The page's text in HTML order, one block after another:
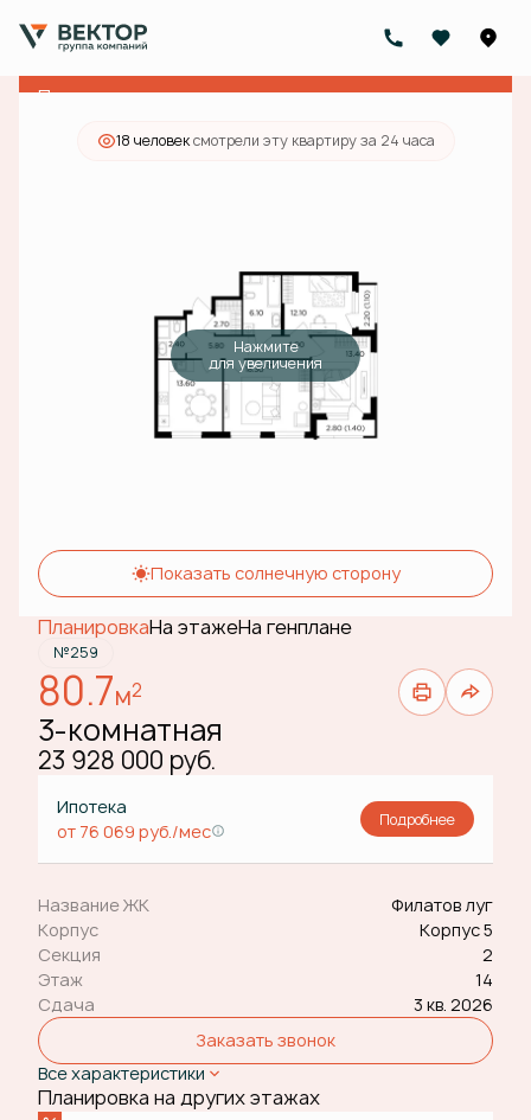
3-комнатная 23 928 000 руб.
Ипотекаот 76 069 руб./мес.
Предчистовая отделка
18 человексмотрели эту квартиру за 24 часа
Нажмите
для увеличения
Показать солнечную сторону
ПланировкаНа этажеНа генплане
№259
80.7м2
3-комнатная
23 928 000 руб.
Ипотека
от 76 069 руб./мес
Подробнее
Название ЖК
Филатов луг
Корпус
Корпус 5
Секция
2
Этаж
14
Сдача
3 кв. 2026
Заказать звонок
Все характеристики
Планировка на других этажах